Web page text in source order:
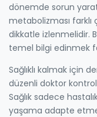
dönemde sorun
metabolizması farklı
dikkatle izlenmelidir.
temel bilgi edinmek
Sağlıklı kalmak için
düzenli doktor
Sağlık sadece
yaşama adapte